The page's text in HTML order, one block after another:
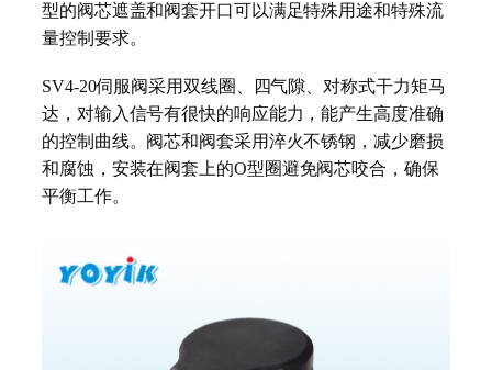
型的阀芯遮盖和阀套开口可以满足特殊用途和特殊流
量控制要求。
SV4-20伺服阀采用双线圈、四气隙、对称式干力矩马
达，对输入信号有很快的响应能力，能产生高度准确
的控制曲线。阀芯和阀套采用淬火不锈钢，减少磨损
和腐蚀，安装在阀套上的O型圈避免阀芯咬合，确保
平衡工作。